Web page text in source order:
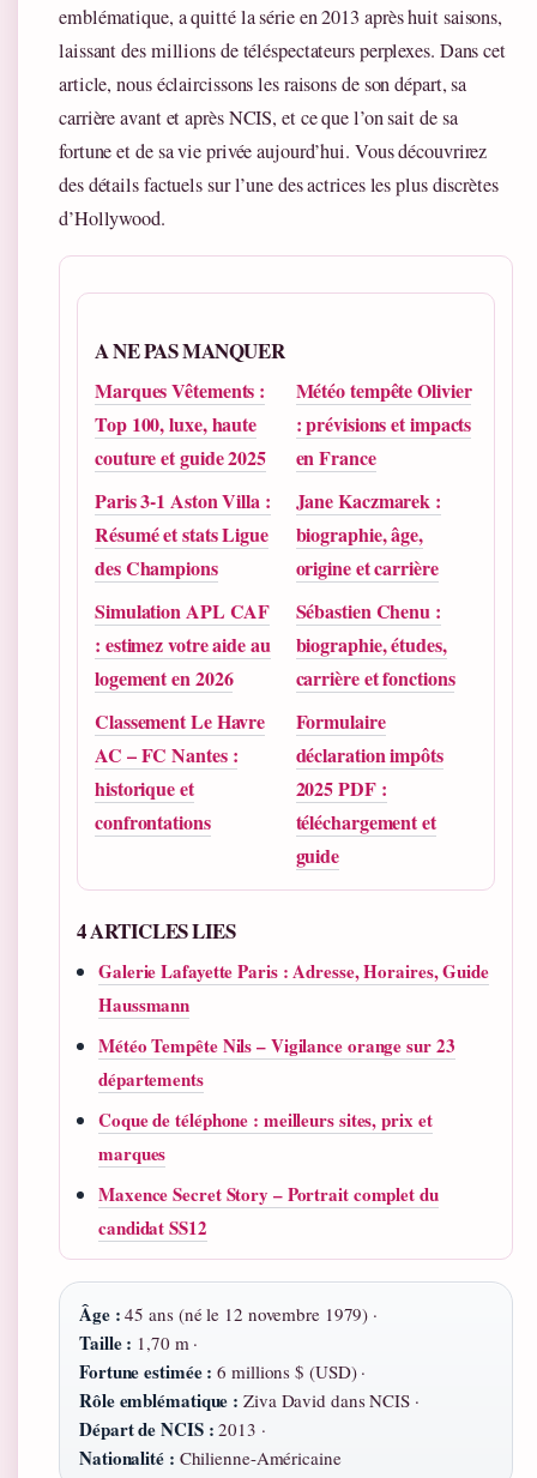
emblématique, a quitté la série en 2013 après huit saisons,
laissant des millions de téléspectateurs perplexes. Dans cet
article, nous éclaircissons les raisons de son départ, sa
carrière avant et après NCIS, et ce que l’on sait de sa
fortune et de sa vie privée aujourd’hui. Vous découvrirez
des détails factuels sur l’une des actrices les plus discrètes
d’Hollywood.
A NE PAS MANQUER
Marques Vêtements :
Top 100, luxe, haute
couture et guide 2025
Météo tempête Olivier
: prévisions et impacts
en France
Paris 3-1 Aston Villa :
Résumé et stats Ligue
des Champions
Jane Kaczmarek :
biographie, âge,
origine et carrière
Simulation APL CAF
: estimez votre aide au
logement en 2026
Sébastien Chenu :
biographie, études,
carrière et fonctions
Classement Le Havre
AC – FC Nantes :
historique et
confrontations
Formulaire
déclaration impôts
2025 PDF :
téléchargement et
guide
4 ARTICLES LIES
Galerie Lafayette Paris : Adresse, Horaires, Guide
Haussmann
Météo Tempête Nils – Vigilance orange sur 23
départements
Coque de téléphone : meilleurs sites, prix et
marques
Maxence Secret Story – Portrait complet du
candidat SS12
Âge : 45 ans (né le 12 novembre 1979) ·
Taille : 1,70 m ·
Fortune estimée : 6 millions $ (USD) ·
Rôle emblématique : Ziva David dans NCIS ·
Départ de NCIS : 2013 ·
Nationalité : Chilienne-Américaine